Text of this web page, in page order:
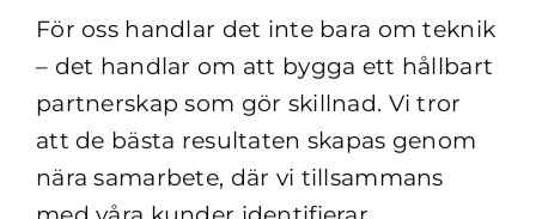
För oss handlar det inte bara om teknik
– det handlar om att bygga ett hållbart
partnerskap som gör skillnad. Vi tror
att de bästa resultaten skapas genom
nära samarbete, där vi tillsammans